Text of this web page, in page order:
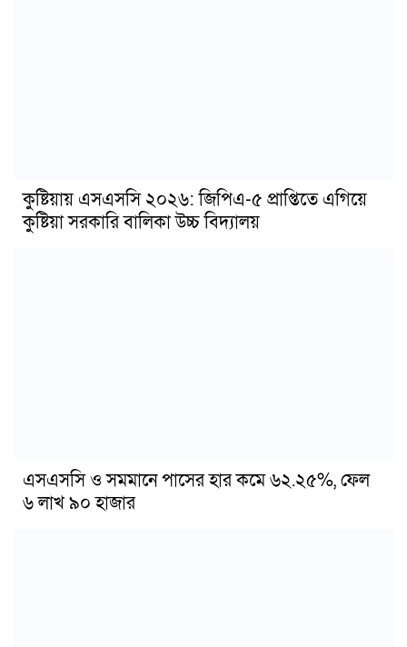
কুষ্টিয়ায় এসএসসি ২০২৬: জিপিএ-৫ প্রাপ্তিতে এগিয়ে
কুষ্টিয়া সরকারি বালিকা উচ্চ বিদ্যালয়
এসএসসি ও সমমানে পাসের হার কমে ৬২.২৫%, ফেল
৬ লাখ ৯০ হাজার